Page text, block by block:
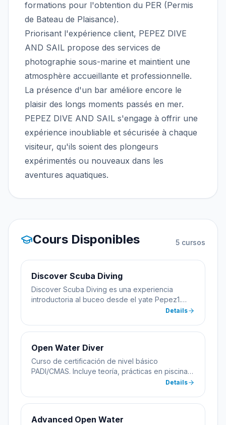
formations pour l'obtention du PER (Permis
de Bateau de Plaisance).
Priorisant l'expérience client, PEPEZ DIVE
AND SAIL propose des services de
photographie sous-marine et maintient une
atmosphère accueillante et professionnelle.
La présence d'un bar améliore encore le
plaisir des longs moments passés en mer.
PEPEZ DIVE AND SAIL s'engage à offrir une
expérience inoubliable et sécurisée à chaque
visiteur, qu'ils soient des plongeurs
expérimentés ou nouveaux dans les
aventures aquatiques.
Cours Disponibles 5 cursos
Discover Scuba Diving
Discover Scuba Diving es una experiencia
introductoria al buceo desde el yate Pepez1.
Incluye práctica inicial en piscina seguida de
certificado. Ideal para quienes quieren probar el
Details
Open Water Diver
Curso de certificación de nivel básico
PADI/CMAS. Incluye teoría, prácticas en piscina e
inmersiones en aguas abiertas desde yate.
con instructores multilingües certificados.
Details
Advanced Open Water